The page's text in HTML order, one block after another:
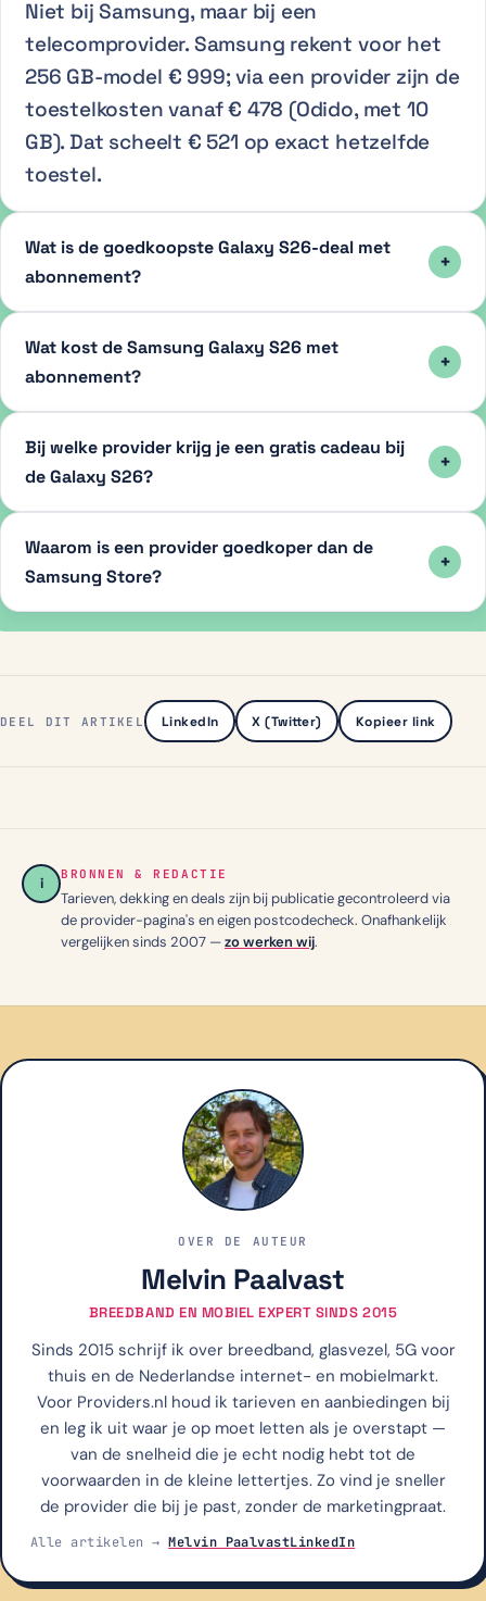
Niet bij Samsung, maar bij een
telecomprovider. Samsung rekent voor het
256 GB-model € 999; via een provider zijn de
toestelkosten vanaf € 478 (Odido, met 10
GB). Dat scheelt € 521 op exact hetzelfde
toestel.
Wat is de goedkoopste Galaxy S26-deal met
abonnement?
Wat kost de Samsung Galaxy S26 met
abonnement?
Bij welke provider krijg je een gratis cadeau bij
de Galaxy S26?
Waarom is een provider goedkoper dan de
Samsung Store?
DEEL DIT ARTIKEL LinkedIn X (Twitter) Kopieer link
i BRONNEN & REDACTIE
Tarieven, dekking en deals zijn bij publicatie gecontroleerd via
de provider-pagina's en eigen postcodecheck. Onafhankelijk
vergelijken sinds 2007 —zo werken wij.
OVER DE AUTEUR
Melvin Paalvast
BREEDBAND EN MOBIEL EXPERT SINDS 2015
Sinds 2015 schrijf ik over breedband, glasvezel, 5G voor
thuis en de Nederlandse internet- en mobielmarkt.
Voor Providers.nl houd ik tarieven en aanbiedingen bij
en leg ik uit waar je op moet letten als je overstapt —
van de snelheid die je echt nodig hebt tot de
voorwaarden in de kleine lettertjes. Zo vind je sneller
de provider die bij je past, zonder de marketingpraat.
Alle artikelen →Melvin PaalvastLinkedIn